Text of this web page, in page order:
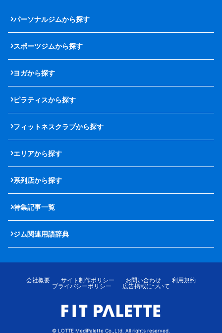
パーソナルジムから探す
スポーツジムから探す
ヨガから探す
ピラティスから探す
フィットネスクラブから探す
エリアから探す
系列店から探す
特集記事一覧
ジム関連用語辞典
会社概要 サイト制作ポリシー お問い合わせ
利用規約
プライバシーポリシー
広告掲載について
© LOTTE MediPalette Co.,Ltd. All rights reserved.